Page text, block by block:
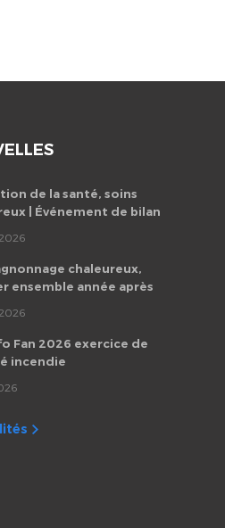
de la santé, soins
| Événement de bilan
Fan 2026
chaleureux,
ensemble année après
des employés de
Fan
Fan 2026 exercice de
incendie